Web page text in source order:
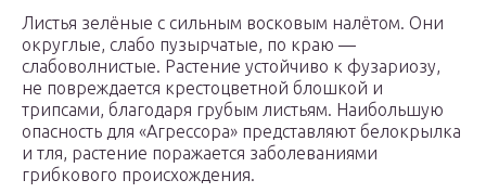
Листья зелёные с сильным восковым налётом. Они
округлые, слабо пузырчатые, по краю —
слабоволнистые. Растение устойчиво к фузариозу,
не повреждается крестоцветной блошкой и
трипсами, благодаря грубым листьям. Наибольшую
опасность для «Агрессора» представляют белокрылка
и тля, растение поражается заболеваниями
грибкового происхождения.